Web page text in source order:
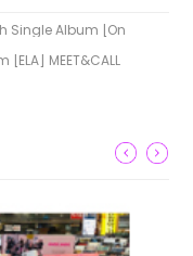
Single Album [On
MEET&CALL